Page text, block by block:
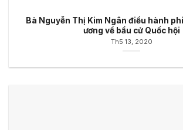
Bà Nguyễn Thị Kim Ngân điều hành
ương về bầu cử Quốc hội
Th5 13, 2020